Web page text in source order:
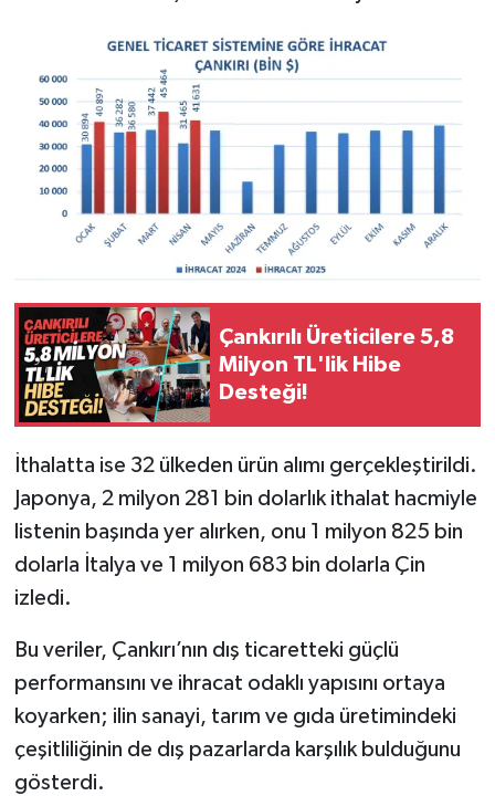
Çankırılı Üreticilere 5,8
Milyon TL'lik Hibe
Desteği!
İthalatta ise 32 ülkeden ürün alımı gerçekleştirildi.
Japonya, 2 milyon 281 bin dolarlık ithalat hacmiyle
listenin başında yer alırken, onu 1 milyon 825 bin
dolarla İtalya ve 1 milyon 683 bin dolarla Çin
izledi.
Bu veriler, Çankırı’nın dış ticaretteki güçlü
performansını ve ihracat odaklı yapısını ortaya
koyarken; ilin sanayi, tarım ve gıda üretimindeki
çeşitliliğinin de dış pazarlarda karşılık bulduğunu
gösterdi.